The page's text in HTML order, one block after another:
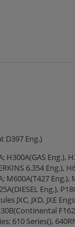
D397 Eng.)
Eng.),
6.354 Eng.),
Eng.),
JXC, JXD, JXE
610 Series(),